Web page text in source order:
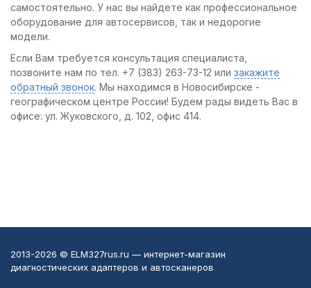
самостоятельно. У нас вы найдете как профессиональное
оборудование для автосервисов, так и недорогие
модели.
Если Вам требуется консультация специалиста,
позвоните нам по тел. +7 (383) 263-73-12 или закажите
обратный звонок. Мы находимся в Новосибирске -
географическом центре России! Будем рады видеть Вас в
офисе: ул. Жуковского, д. 102, офис 414.
2013-2026 © ELM327rus.ru — интернет-магазин
диагностических адаптеров и автосканеров